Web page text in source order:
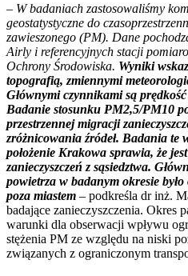
– W badaniach zastosowaliśmy
geostatystyczne do
zawieszonego (PM). Dane
Airly i referencyjnych stacji
Ochrony Środowiska. Wyniki
topografią, zmiennymi
Głównymi czynnikami są
Badanie stosunku PM2,5/PM10
przestrzennej migracji
zróżnicowania źródeł. Badania te
położenie Krakowa sprawia, że
zanieczyszczeń z sąsiedztwa.
powietrza w badanym okresie
poza miastem – podkreśla dr inż.
badające zanieczyszczenia. Okres
warunki dla obserwacji wpływu
stężenia PM ze względu na niski
związanych z ograniczonym